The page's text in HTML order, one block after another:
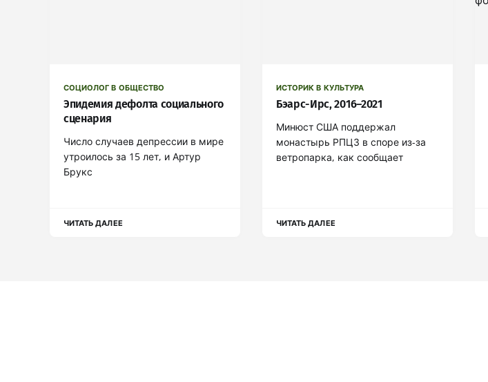
СОЦИОЛОГ В ОБЩЕСТВО
Эпидемия дефолта социального
сценария
Число случаев депрессии в мире
утроилось за 15 лет, и Артур
Брукс
ЧИТАТЬ ДАЛЕЕ
ИСТОРИК В КУЛЬТУРА
Бэарс-Ирс, 2016–2021
Минюст США поддержал
монастырь РПЦЗ в споре из-за
ветропарка, как сообщает
ЧИТАТЬ ДАЛЕЕ